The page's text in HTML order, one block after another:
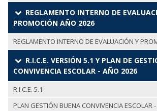
REGLAMENTO INTERNO DE
PROMOCIÓN AÑO 2026
REGLAMENTO INTERNO DE EVALUACIÓN Y
R.I.C.E. VERSIÓN 5.1 Y PLAN DE
CONVIVENCIA ESCOLAR - AÑO 2026
R.I.C.E. 5.1
PLAN GESTIÓN BUENA CONVIVENCIA ESCOLAR